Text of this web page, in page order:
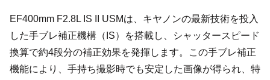
EF400mm F2.8L IS II USMは、キヤノンの最新技術を投入
した手ブレ補正機構（IS）を搭載し、シャッタースピード
換算で約4段分の補正効果を発揮します。この手ブレ補正
機能により、手持ち撮影時でも安定した画像が得られ、特